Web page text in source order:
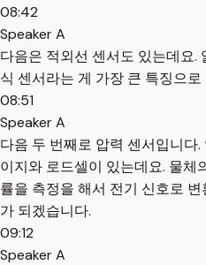
08:42
Speaker A
다음은 적외선 센서도 있는데요.
식 센서라는 게 가장 큰 특징으
08:51
Speaker A
다음 두 번째로 압력 센서입니다
이지와 로드셀이 있는데요. 물체
률을 측정을 해서 전기 신호로
가 되겠습니다.
09:12
Speaker A